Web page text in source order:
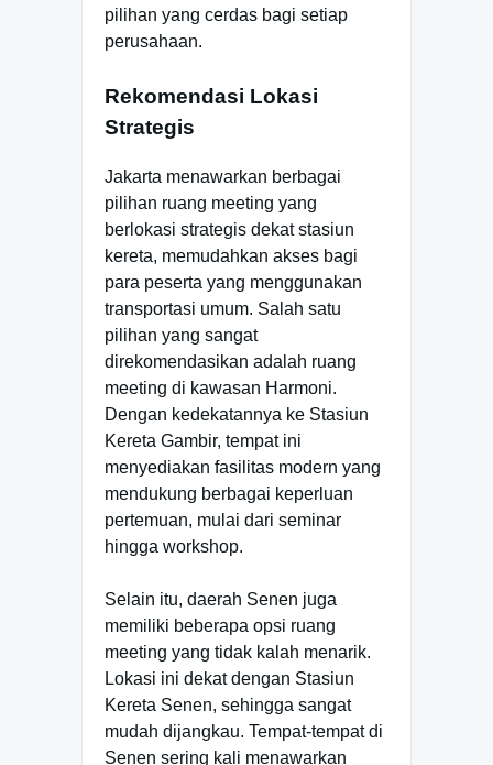
pilihan yang cerdas bagi setiap
perusahaan.
Rekomendasi Lokasi
Strategis
Jakarta menawarkan berbagai
pilihan ruang meeting yang
berlokasi strategis dekat stasiun
kereta, memudahkan akses bagi
para peserta yang menggunakan
transportasi umum. Salah satu
pilihan yang sangat
direkomendasikan adalah ruang
meeting di kawasan Harmoni.
Dengan kedekatannya ke Stasiun
Kereta Gambir, tempat ini
menyediakan fasilitas modern yang
mendukung berbagai keperluan
pertemuan, mulai dari seminar
hingga workshop.
Selain itu, daerah Senen juga
memiliki beberapa opsi ruang
meeting yang tidak kalah menarik.
Lokasi ini dekat dengan Stasiun
Kereta Senen, sehingga sangat
mudah dijangkau. Tempat-tempat di
Senen sering kali menawarkan